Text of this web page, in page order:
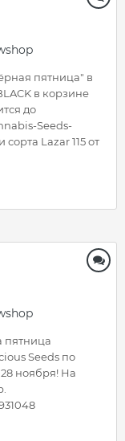
пятница" в
в корзине
до
Seeds-
Lazar 115 от
пятница
Seeds по
ноября! На